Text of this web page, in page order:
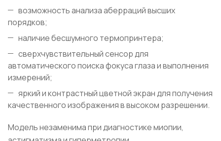
возможность анализа аберраций высших
порядков;
наличие бесшумного термопринтера;
сверхчувствительный сенсор для
автоматического поиска фокуса глаза и выполнения
измерений;
яркий и контрастный цветной экран для получения
качественного изображения в высоком разрешении.
Модель незаменима при диагностике миопии,